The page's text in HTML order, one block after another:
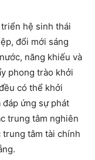
hệ sinh thái
đổi mới sáng
năng khiếu và
phong trào khởi
có thể khởi
ứng sự phát
trung tâm nghiên
trung tâm tài chính